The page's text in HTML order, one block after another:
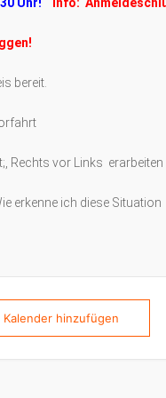
bereit.
Rechts vor Links erarbeiten
erkenne ich diese Situation
Kalender hinzufügen